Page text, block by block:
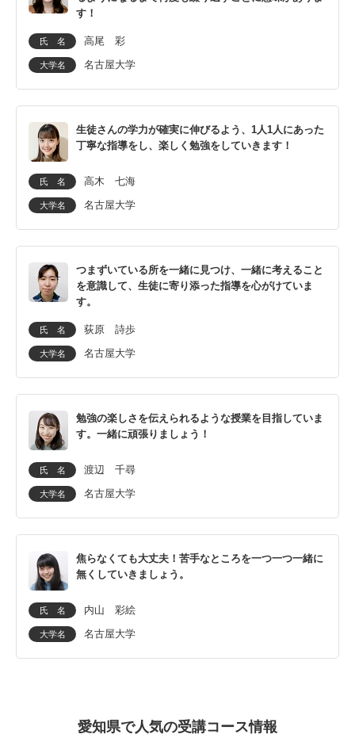
す！
氏 名 高尾 彩
大学名 名古屋大学
生徒さんの学力が確実に伸びるよう、1人1人にあった
丁寧な指導をし、楽しく勉強をしていきます！
氏 名 高木 七海
大学名 名古屋大学
つまずいている所を一緒に見つけ、一緒に考えること
を意識して、生徒に寄り添った指導を心がけていま
す。
氏 名 荻原 詩歩
大学名 名古屋大学
勉強の楽しさを伝えられるような授業を目指していま
す。一緒に頑張りましょう！
氏 名 渡辺 千尋
大学名 名古屋大学
焦らなくても大丈夫！苦手なところを一つ一つ一緒に
無くしていきましょう。
氏 名 内山 彩絵
大学名 名古屋大学
愛知県で人気の受講コース情報